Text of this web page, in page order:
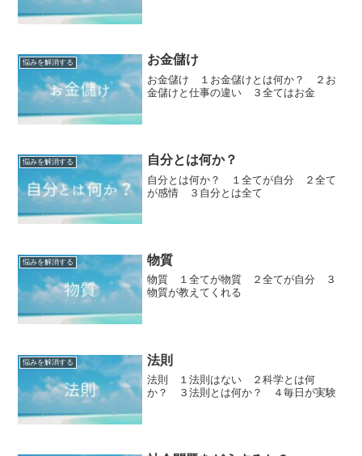
悩みを解消する お金儲け
お金儲け １お金儲けとは何か？ ２お
金儲けと仕事の違い ３全てはお金
悩みを解消する 自分とは何か？
自分とは何か？ １全てが自分 ２全て
が感情 ３自分とは全て
悩みを解消する 物質
物質 １全てが物質 ２全てが自分 ３
物質が教えてくれる
悩みを解消する 法則
法則 １法則はない ２科学とは何
か？ ３法則とは何か？ ４毎日が実験